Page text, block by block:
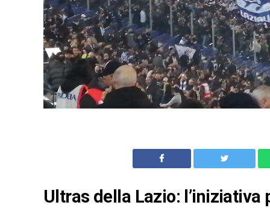
Ultras della Lazio: